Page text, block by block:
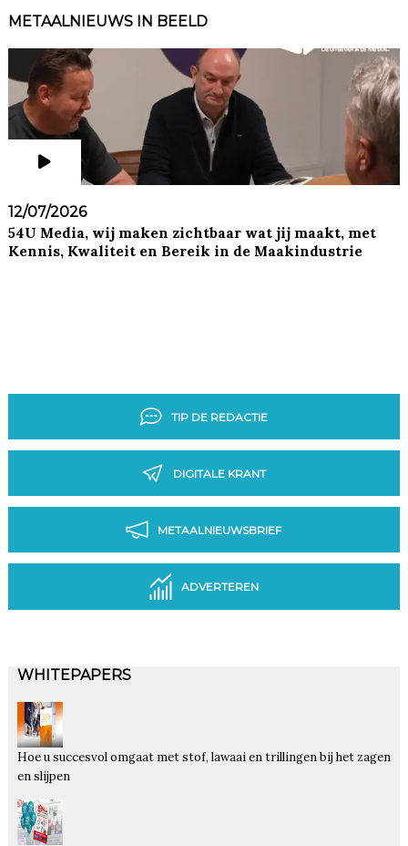
METAALNIEUWS IN BEELD
12/07/2026
54U Media, wij maken zichtbaar wat jij maakt, met
Kennis, Kwaliteit en Bereik in de Maakindustrie
TIP DE REDACTIE
DIGITALE KRANT
METAALNIEUWSBRIEF
ADVERTEREN
WHITEPAPERS
Hoe u succesvol omgaat met stof, lawaai en trillingen bij het zagen
en slijpen